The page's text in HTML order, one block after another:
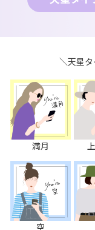
＼天星
満月
空